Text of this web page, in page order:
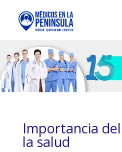
Importancia
la salud